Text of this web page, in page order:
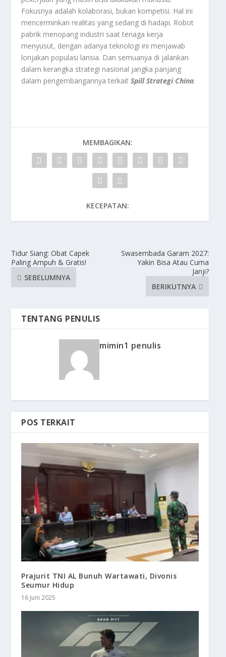
Fokusnya adalah kolaborasi, bukan kompetisi. Hal ini
mencerminkan realitas yang sedang di hadapi. Robot
pabrik menopang industri saat tenaga kerja
menyusut, dengan adanya teknologi ini menjawab
lonjakan populasi lansia. Dan semuanya di jalankan
dalam kerangka strategi nasional jangka panjang
dalam pengembangannya terkaitSpill Strategi China.
MEMBAGIKAN:
KECEPATAN:
Tidur Siang: Obat Capek
Paling Ampuh & Gratis!
SEBELUMNYA
Swasembada Garam 2027:
Yakin Bisa Atau Cuma
Janji?
BERIKUTNYA
TENTANG PENULIS
mimin1 penulis
POS TERKAIT
Prajurit TNI AL Bunuh Wartawati, Divonis
Seumur Hidup
16 Juni 2025